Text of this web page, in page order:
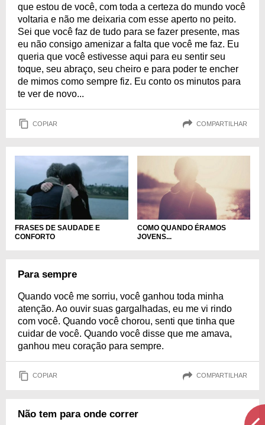
que estou de você, com toda a certeza do mundo você
voltaria e não me deixaria com esse aperto no peito.
Sei que você faz de tudo para se fazer presente, mas
eu não consigo amenizar a falta que você me faz. Eu
queria que você estivesse aqui para eu sentir seu
toque, seu abraço, seu cheiro e para poder te encher
de mimos como sempre fiz. Eu conto os minutos para
te ver de novo...
COPIAR COMPARTILHAR
FRASES DE SAUDADE E
CONFORTO
COMO QUANDO ÉRAMOS
JOVENS...
Para sempre
Quando você me sorriu, você ganhou toda minha
atenção. Ao ouvir suas gargalhadas, eu me vi rindo
com você. Quando você chorou, senti que tinha que
cuidar de você. Quando você disse que me amava,
ganhou meu coração para sempre.
COPIAR COMPARTILHAR
Não tem para onde correr